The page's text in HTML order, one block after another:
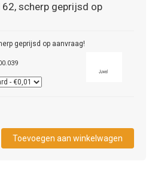
scherp geprijsd op
geprijsd op aanvraag!
Toevoegen aan winkelwagen